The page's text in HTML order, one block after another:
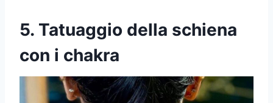
5. Tatuaggio della schiena
con i chakra